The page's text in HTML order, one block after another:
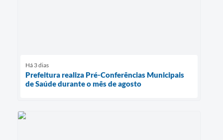
Há 3 dias
Prefeitura realiza Pré-Conferências Municipais
de Saúde durante o mês de agosto